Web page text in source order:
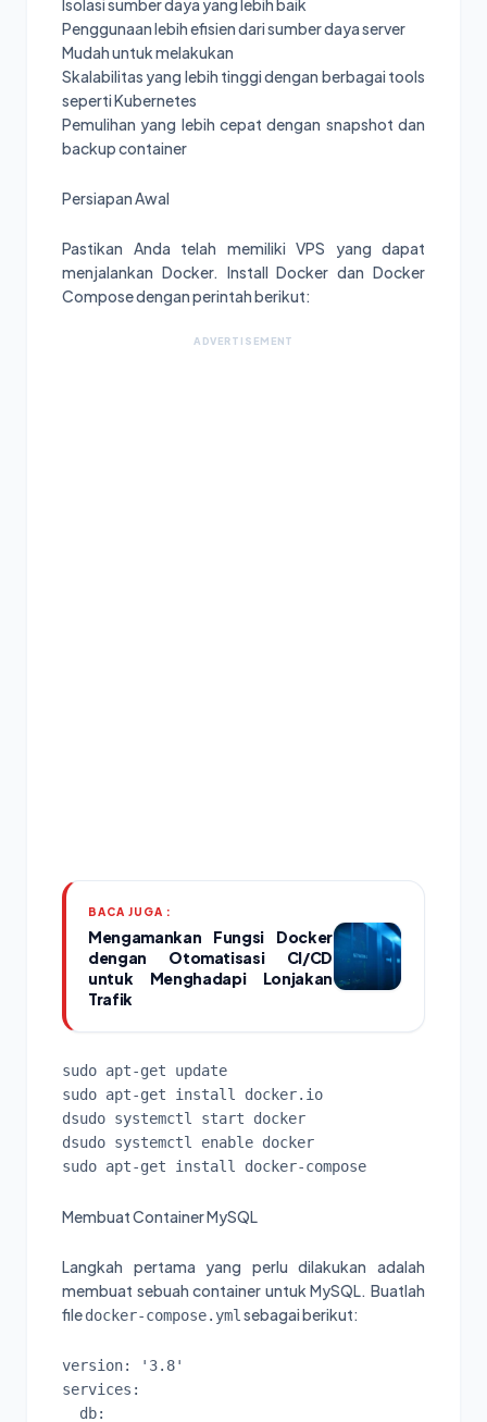
Isolasi sumber daya yang lebih baik
Penggunaan lebih efisien dari sumber daya server
Mudah untuk melakukan
Skalabilitas yang lebih tinggi dengan berbagai tools
seperti Kubernetes
Pemulihan yang lebih cepat dengan snapshot dan
backup container
Persiapan Awal
Pastikan Anda telah memiliki VPS yang dapat
menjalankan Docker. Install Docker dan Docker
Compose dengan perintah berikut:
ADVERTISEMENT
BACA JUGA :
Mengamankan Fungsi Docker
dengan Otomatisasi CI/CD
untuk Menghadapi Lonjakan
Trafik
sudo apt-get update
sudo apt-get install docker.io
dsudo systemctl start docker
dsudo systemctl enable docker
sudo apt-get install docker-compose
Membuat Container MySQL
Langkah pertama yang perlu dilakukan adalah
membuat sebuah container untuk MySQL. Buatlah
filedocker-compose.yml sebagai berikut:
version: '3.8'
services:
  db: